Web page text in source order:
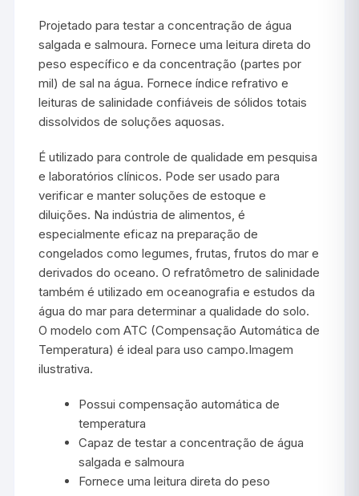
Projetado para testar a concentração de água
salgada e salmoura. Fornece uma leitura direta do
peso específico e da concentração (partes por
mil) de sal na água. Fornece índice refrativo e
leituras de salinidade confiáveis de sólidos totais
dissolvidos de soluções aquosas.
É utilizado para controle de qualidade em pesquisa
e laboratórios clínicos. Pode ser usado para
verificar e manter soluções de estoque e
diluições. Na indústria de alimentos, é
especialmente eficaz na preparação de
congelados como legumes, frutas, frutos do mar e
derivados do oceano. O refratômetro de salinidade
também é utilizado em oceanografia e estudos da
água do mar para determinar a qualidade do solo.
O modelo com ATC (Compensação Automática de
Temperatura) é ideal para uso campo.Imagem
ilustrativa.
Possui compensação automática de
temperatura
Capaz de testar a concentração de água
salgada e salmoura
Fornece uma leitura direta do peso